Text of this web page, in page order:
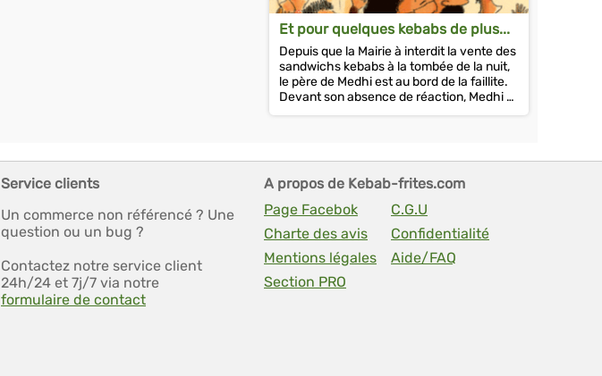
Et pour quelques kebabs de plus...
Depuis que la Mairie à interdit la vente des
sandwichs kebabs à la tombée de la nuit,
le père de Medhi est au bord de la faillite.
Devant son absence de réaction, Medhi et
ses meilleurs amis...
Service clients
Un commerce non référencé ? Une
question ou un bug ?
Contactez notre service client
24h/24 et 7j/7 via notre
formulaire de contact
A propos de Kebab-frites.com
Page Facebok
C.G.U
Charte des avis
Confidentialité
Mentions légales
Aide/FAQ
Section PRO